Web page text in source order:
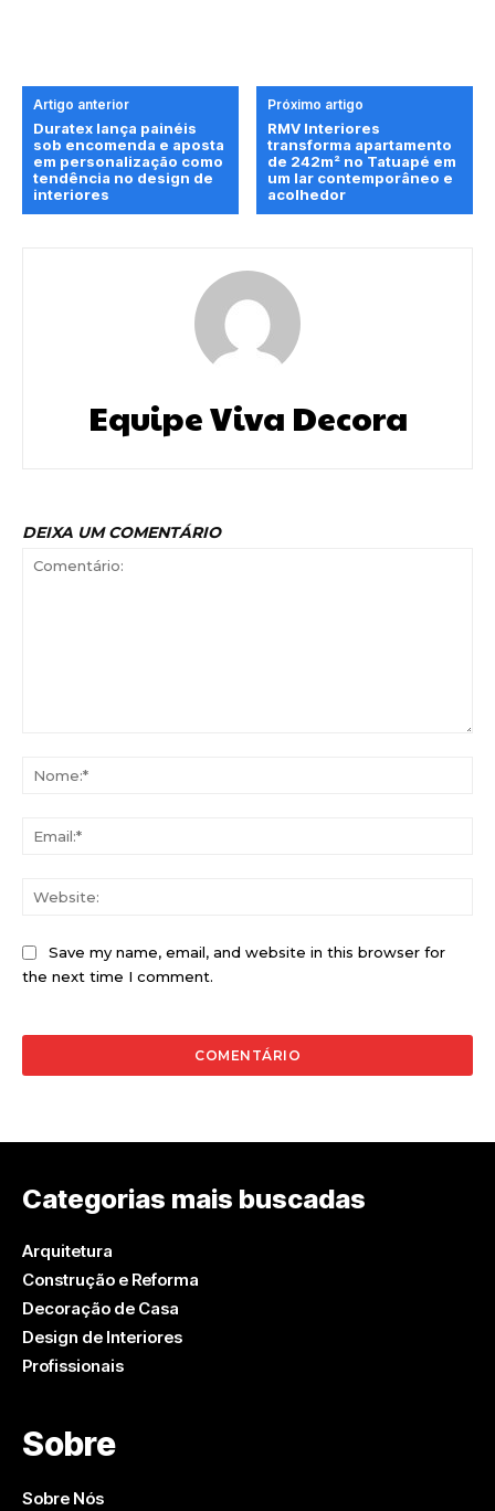
Artigo anterior
Duratex lança painéis
sob encomenda e aposta
em personalização como
tendência no design de
interiores
Próximo artigo
RMV Interiores
transforma apartamento
de 242m² no Tatuapé em
um lar contemporâneo e
acolhedor
Equipe Viva Decora
DEIXA UM COMENTÁRIO
Save my name, email, and website in this browser for
the next time I comment.
Categorias mais buscadas
Arquitetura
Construção e Reforma
Decoração de Casa
Design de Interiores
Profissionais
Sobre
Sobre Nós